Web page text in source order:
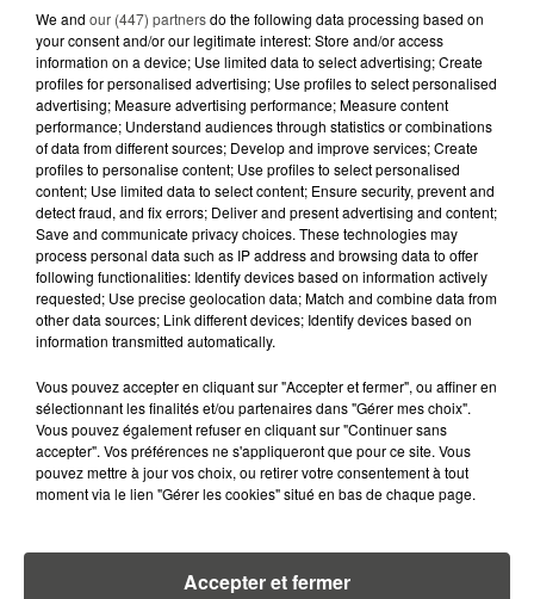
Vouvant
Thorigny
Mouilleron-le-Captif
Noirmoutier-en-l'Île
Talmont-Saint-Hilaire
A LIRE AUSSI...
PETIT-DÉJEUNER : EST-IL
VRAIMENT OBLIGATOIRE DE
We and our (447) partnersdo the following data processing based on
your consent and/or our legitimate interest: Store and/or access
information on a device; Use limited data to select advertising; Create
profiles for personalised advertising; Use profiles to select personalised
advertising; Measure advertising performance; Measure content
performance; Understand audiences through statistics or combinations
of data from different sources; Develop and improve services; Create
profiles to personalise content; Use profiles to select personalised
content; Use limited data to select content; Ensure security, prevent and
detect fraud, and fix errors; Deliver and present advertising and content;
Save and communicate privacy choices. These technologies may
process personal data such as IP address and browsing data to offer
following functionalities: Identify devices based on information actively
requested; Use precise geolocation data; Match and combine data from
other data sources; Link different devices; Identify devices based on
information transmitted automatically.
Vous pouvez accepter en cliquant sur "Accepter et fermer", ou affiner en
sélectionnant les finalités et/ou partenaires dans "Gérer mes choix".
Vous pouvez également refuser en cliquant sur "Continuer sans
accepter". Vos préférences ne s'appliqueront que pour ce site. Vous
pouvez mettre à jour vos choix, ou retirer votre consentement à tout
moment via le lien "Gérer les cookies" situé en bas de chaque page.
Accepter et fermer